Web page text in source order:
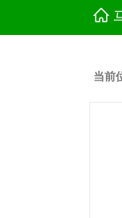
当前